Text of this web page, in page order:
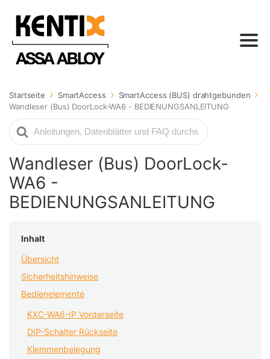
Startseite SmartAccess
SmartAccess (BUS) drahtgebunden
Wandleser (Bus) DoorLock-WA6 - BEDIENUNGSANLEITUNG
Suche
nach
Wandleser (Bus) DoorLock-
WA6 -
BEDIENUNGSANLEITUNG
Inhalt
Übersicht
Sicherheitshinweise
Bedienelemente
KXC-WA6-IP Vorderseite
DIP-Schalter Rückseite
Klemmenbelegung